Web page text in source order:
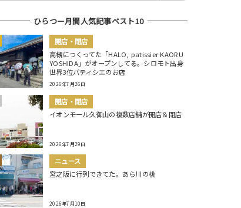
ひらつー月間人気記事ベスト10
開店・閉店
高槻につくってた「HALO, patissier KAORU
YOSHIDA」がオープンしてる。シロモト出身
世界3位パティシエのお店
2026年7月26日
開店・閉店
イオンモール久御山の複数店舗が開店＆閉店
2026年7月29日
ニュース
宮之阪に行列できてた。あら川の桃
2026年7月10日